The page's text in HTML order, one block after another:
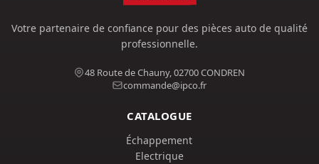
Votre partenaire de confiance pour des pièces auto de qualité
professionnelle.
48 Route de Chauny, 02700 CONDREN
commande@ipco.fr
CATALOGUE
Échappement
Electrique